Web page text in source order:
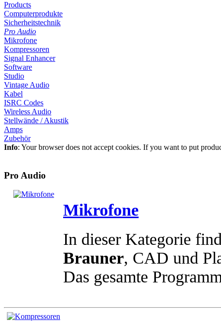
Products
Computerprodukte
Sicherheitstechnik
Pro Audio
Mikrofone
Kompressoren
Signal Enhancer
Software
Studio
Vintage Audio
Kabel
ISRC Codes
Wireless Audio
Stellwände / Akustik
Amps
Zubehör
Info: Your browser does not accept cookies. If you want to put
Pro Audio
Mikrofone
In dieser Kategorie
Brauner, CAD und
Das gesamte